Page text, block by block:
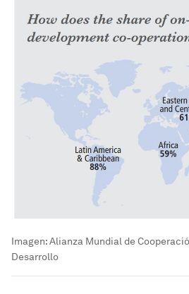
Imagen: Alianza Mundial de
Desarrollo